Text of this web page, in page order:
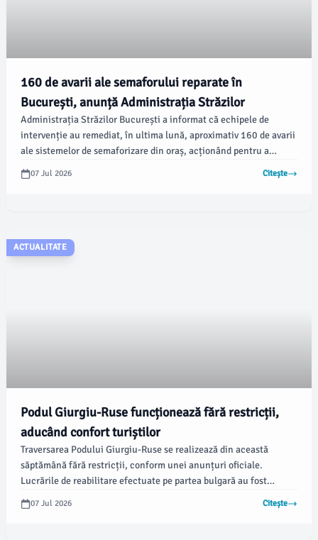
160 de avarii ale semaforului reparate în
București, anunță Administrația Străzilor
Administrația Străzilor București a informat că echipele de
intervenție au remediat, în ultima lună, aproximativ 160 de avarii
ale sistemelor de semaforizare din oraș, acționând pentru a
menține siguranța și a fluidiza traficul. Aceste lucrări au vizat
mai multe artere esențiale din Capitală, conform aceleași
07 Jul 2026 Citește
ACTUALITATE
Podul Giurgiu-Ruse funcționează fără restricții,
aducând confort turiștilor
Traversarea Podului Giurgiu-Ruse se realizează din această
săptămână fără restricții, conform unei anunțuri oficiale.
Lucrările de reabilitare efectuate pe partea bulgară au fost
finalizate, ceea ce se așteaptă să reducă semnificativ timpii de
așteptare pentru sutele de mii de români care folosesc această
07 Jul 2026 Citește